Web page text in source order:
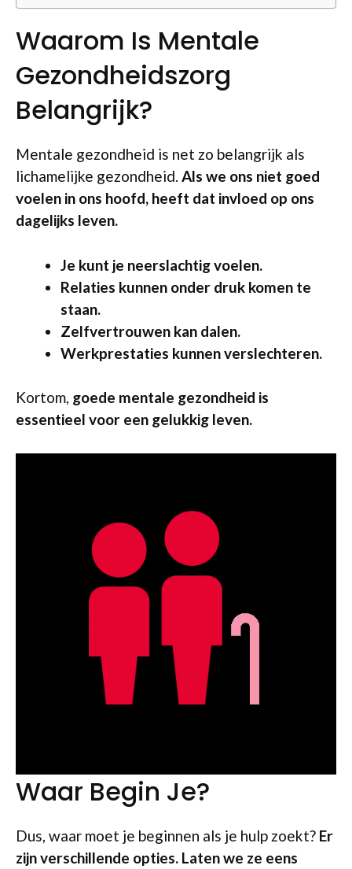
Waarom Is Mentale
Gezondheidszorg
Belangrijk?
Mentale gezondheid is net zo belangrijk als
lichamelijke gezondheid. Als we ons niet goed
voelen in ons hoofd, heeft dat invloed op ons
dagelijks leven.
Je kunt je neerslachtig voelen.
Relaties kunnen onder druk komen te
staan.
Zelfvertrouwen kan dalen.
Werkprestaties kunnen verslechteren.
Kortom, goede mentale gezondheid is
essentieel voor een gelukkig leven.
Waar Begin Je?
Dus, waar moet je beginnen als je hulp zoekt? Er
zijn verschillende opties. Laten we ze eens